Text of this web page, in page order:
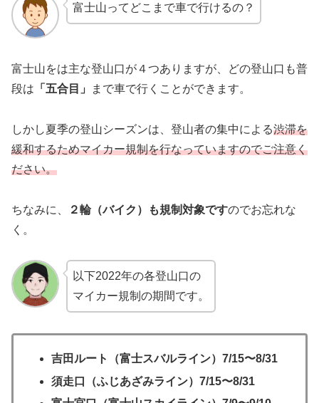
富士山ってどこまで車で行けるの？
富士山をは主な登山口が４つありますが、どの登山口も普
段は 「五合目」 まで車で行くことができます。
しかし夏季の登山シーズンは、登山者の集中による渋滞を
緩和するためマイカー規制を行なっていますのでご注意く
ださい。
ちなみに、 ２輪（バイク）も規制対象ですのでお忘れな
く。
以下2022年の各登山口の
マイカー規制の期間です。
吉田ルート（富士スバルライン）7/15〜8/31
須走口（ふじあざみライン）7/15〜8/31